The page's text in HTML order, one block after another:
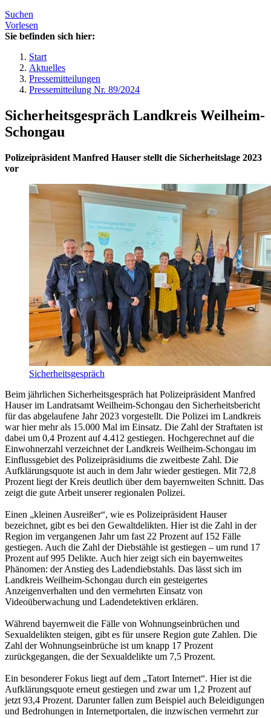
Suchen
Vorlesen
Sie befinden sich hier:
Start
Aktuelles
Pressemitteilungen
Pressemitteilung Nr. 89/2024
Sicherheitsgespräch Landkreis Weilheim-
Schongau
Polizeipräsident Manfred Hauser stellt die Sicherheitslage 2023
vor
Sicherheitsgespräch
Beim jährlichen Sicherheitsgespräch hat Polizeipräsident Manfred
Hauser im Landratsamt Weilheim-Schongau den Sicherheitsbericht
für das abgelaufene Jahr 2023 vorgestellt. Die Polizei im Landkreis
war hier mehr als 15.000 Mal im Einsatz. Die Zahl der Straftaten ist
dabei um 0,4 Prozent auf 4.412 gestiegen. Hochgerechnet auf die
Einwohnerzahl verzeichnet der Landkreis Weilheim-Schongau im
Einflussgebiet des Polizeipräsidiums die zweitbeste Zahl. Die
Aufklärungsquote ist auch in dem Jahr wieder gestiegen. Mit 72,8
Prozent liegt der Kreis deutlich über dem bayernweiten Schnitt. Das
zeigt die gute Arbeit unserer regionalen Polizei.
Einen „kleinen Ausreißer“, wie es Polizeipräsident Hauser
bezeichnet, gibt es bei den Gewaltdelikten. Hier ist die Zahl in der
Region im vergangenen Jahr um fast 22 Prozent auf 152 Fälle
gestiegen. Auch die Zahl der Diebstähle ist gestiegen – um rund 17
Prozent auf 995 Delikte. Auch hier zeigt sich ein bayernweites
Phänomen: der Anstieg des Ladendiebstahls. Das lässt sich im
Landkreis Weilheim-Schongau durch ein gesteigertes
Anzeigenverhalten und den vermehrten Einsatz von
Videoüberwachung und Ladendetektiven erklären.
Während bayernweit die Fälle von Wohnungseinbrüchen und
Sexualdelikten steigen, gibt es für unsere Region gute Zahlen. Die
Zahl der Wohnungseinbrüche ist um knapp 17 Prozent
zurückgegangen, die der Sexualdelikte um 7,5 Prozent.
Ein besonderer Fokus liegt auf dem „Tatort Internet“. Hier ist die
Aufklärungsquote erneut gestiegen und zwar um 1,2 Prozent auf
jetzt 93,4 Prozent. Darunter fallen zum Beispiel auch Beleidigungen
und Bedrohungen in Internetportalen, die inzwischen vermehrt zur